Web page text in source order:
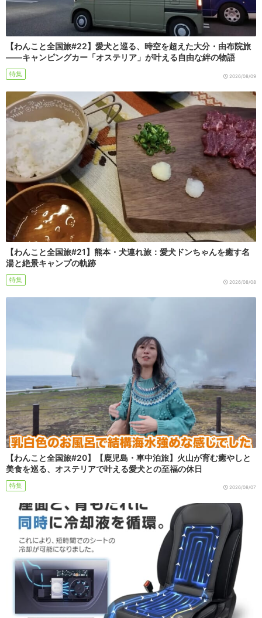
【わんこと全国旅#22】愛犬と巡る、時空を超えた大分・由布院旅
――キャンピングカー「オステリア」が叶える自由な絆の物語
特集 2026/08/09
【わんこと全国旅#21】熊本・犬連れ旅：愛犬ドンちゃんを癒す名
湯と絶景キャンプの軌跡
特集 2026/08/08
【わんこと全国旅#20】【鹿児島・車中泊旅】火山が育む癒やしと
美食を巡る、オステリアで叶える愛犬との至福の休日
特集 2026/08/07